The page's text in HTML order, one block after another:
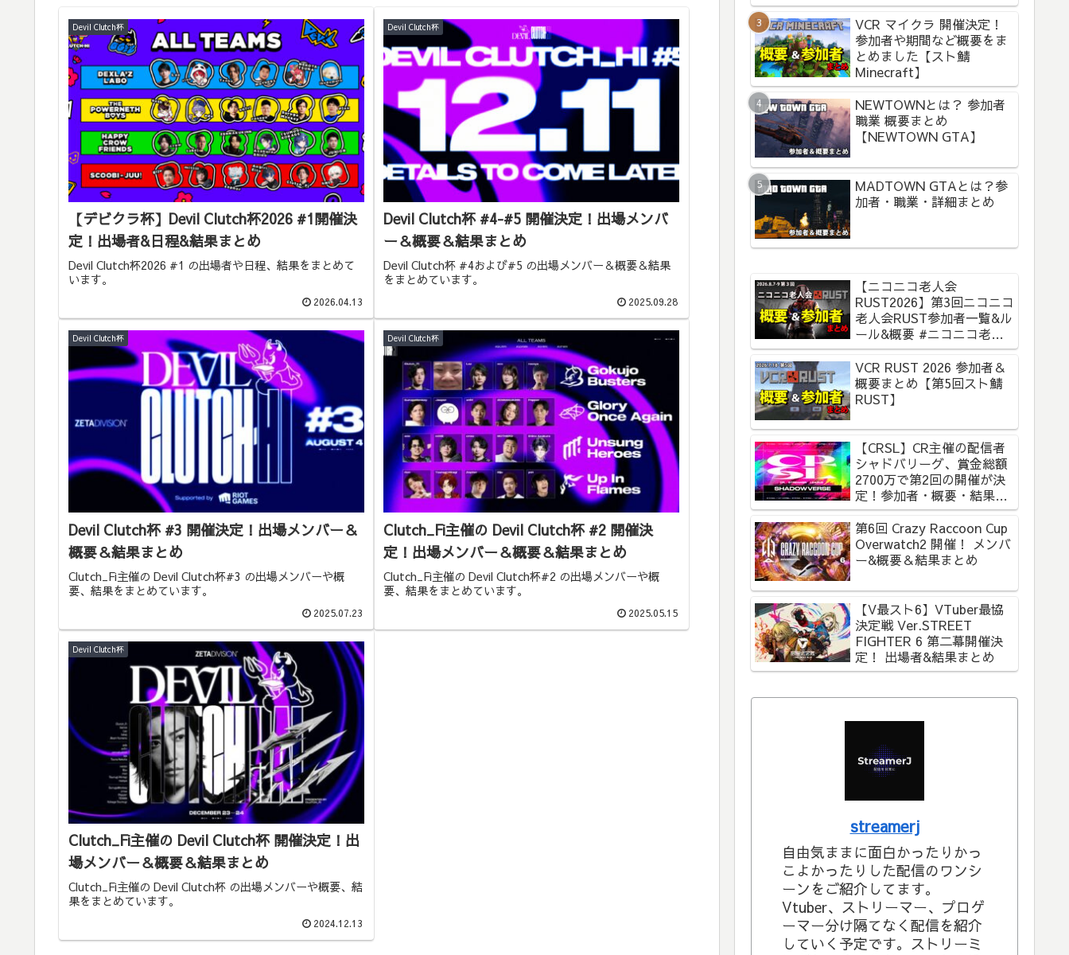
Devil Clutch杯
【デビクラ杯】Devil Clutch杯2026 #1開催決
定！出場者&日程&結果まとめ
Devil Clutch杯2026 #1 の出場者や日程、結果をまとめて
います。
2026.04.13
Devil Clutch杯
Devil Clutch杯 #4-#5 開催決定！出場メンバ
ー＆概要＆結果まとめ
Devil Clutch杯 #4および#5 の出場メンバー＆概要＆結果
をまとめています。
2025.09.28
Devil Clutch杯
Devil Clutch杯 #3 開催決定！出場メンバー＆
概要＆結果まとめ
Clutch_Fi主催の Devil Clutch杯#3 の出場メンバーや概
要、結果をまとめています。
2025.07.23
Devil Clutch杯
Clutch_Fi主催の Devil Clutch杯 #2 開催決
定！出場メンバー＆概要＆結果まとめ
Clutch_Fi主催の Devil Clutch杯#2 の出場メンバーや概
要、結果をまとめています。
2025.05.15
Devil Clutch杯
Clutch_Fi主催の Devil Clutch杯 開催決定！出
場メンバー＆概要＆結果まとめ
Clutch_Fi主催の Devil Clutch杯 の出場メンバーや概要、結
果をまとめています。
2024.12.13
VCR マイクラ 開催決定！
参加者や期間など概要をま
とめました【スト鯖
Minecraft】
NEWTOWNとは？ 参加者
職業 概要まとめ
【NEWTOWN GTA】
MADTOWN GTAとは？参
加者・職業・詳細まとめ
【ニコニコ老人会
RUST2026】第3回ニコニコ
老人会RUST参加者一覧&ル
ール&概要 #ニコニコ老人
会RUST
VCR RUST 2026 参加者＆
概要まとめ【第5回スト鯖
RUST】
【CRSL】CR主催の配信者
シャドバリーグ、賞金総額
2700万で第2回の開催が決
定！参加者・概要・結果ま
とめ【CR Streamer
League Shadowverse】
第6回 Crazy Raccoon Cup
Overwatch2 開催！ メンバ
ー&概要＆結果まとめ
【V最スト6】VTuber最協
決定戦 Ver.STREET
FIGHTER 6 第二幕開催決
定！ 出場者&結果まとめ
streamerj
自由気ままに面白かったりかっ
こよかったりした配信のワンシ
ーンをご紹介してます。
Vtuber、ストリーマー、プロゲ
ーマー分け隔てなく配信を紹介
していく予定です。ストリーミ